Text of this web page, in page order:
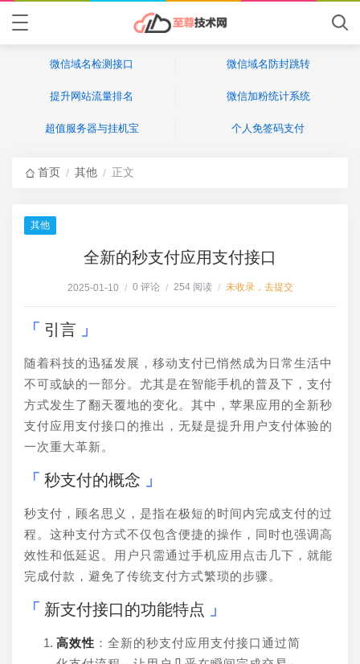
微信域名检测接口 微信域名防封跳转
提升网站流量排名 微信加粉统计系统
超值服务器与挂机宝 个人免签码支付
首页 / 其他 / 正文
其他
全新的秒支付应用支付接口
2025-01-10 / 0 评论 / 254 阅读 / 未收录，去提交
引言
随着科技的迅猛发展，移动支付已悄然成为日常生活中
不可或缺的一部分。尤其是在智能手机的普及下，支付
方式发生了翻天覆地的变化。其中，苹果应用的全新秒
支付应用支付接口的推出，无疑是提升用户支付体验的
一次重大革新。
秒支付的概念
秒支付，顾名思义，是指在极短的时间内完成支付的过
程。这种支付方式不仅包含便捷的操作，同时也强调高
效性和低延迟。用户只需通过手机应用点击几下，就能
完成付款，避免了传统支付方式繁琐的步骤。
新支付接口的功能特点
高效性 ：全新的秒支付应用支付接口通过简